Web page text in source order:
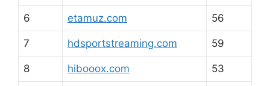
6 etamuz.com 56
7 hdsportstreaming.com 59
8 hibooox.com 53